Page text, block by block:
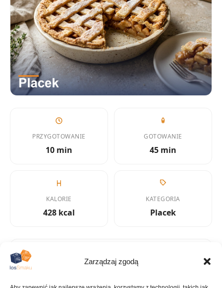
Zarządzaj zgodą
PRZYGOTOWANIE
10 min
GOTOWANIE
45 min
KALORIE
428 kcal
KATEGORIA
Placek
KUCHNIA